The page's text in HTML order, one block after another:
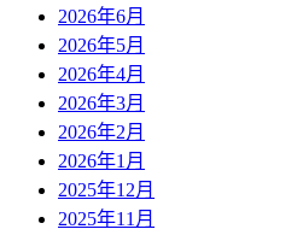
2026年6月
2026年5月
2026年4月
2026年3月
2026年2月
2026年1月
2025年12月
2025年11月